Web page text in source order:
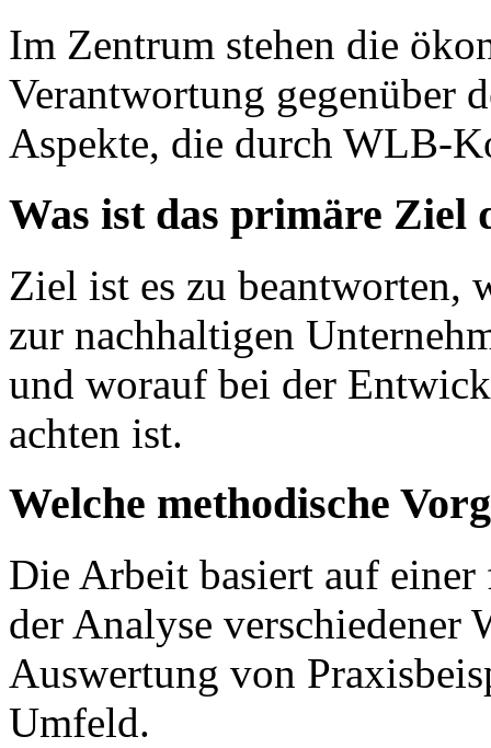
Im Zentrum stehen die
Verantwortung gegenüber
Aspekte, die durch WLB-
Was ist das primäre Ziel
Ziel ist es zu beantworten,
zur nachhaltigen
und worauf bei der
achten ist.
Welche methodische
Die Arbeit basiert auf
der Analyse verschiedener
Auswertung von
Umfeld.